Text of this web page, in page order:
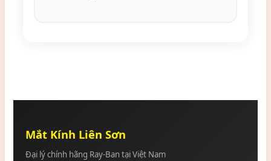
Mắt Kính Liên Sơn
Đại lý chính hãng Ray-Ban tại Việt Nam